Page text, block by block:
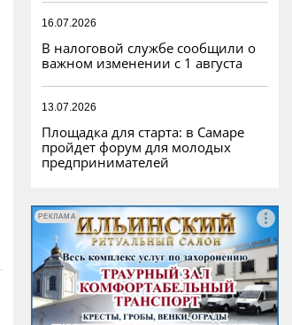
16.07.2026
В налоговой службе сообщили о
важном изменении с 1 августа
13.07.2026
Площадка для старта: в Самаре
пройдет форум для молодых
предпринимателей
РЕКЛАМА